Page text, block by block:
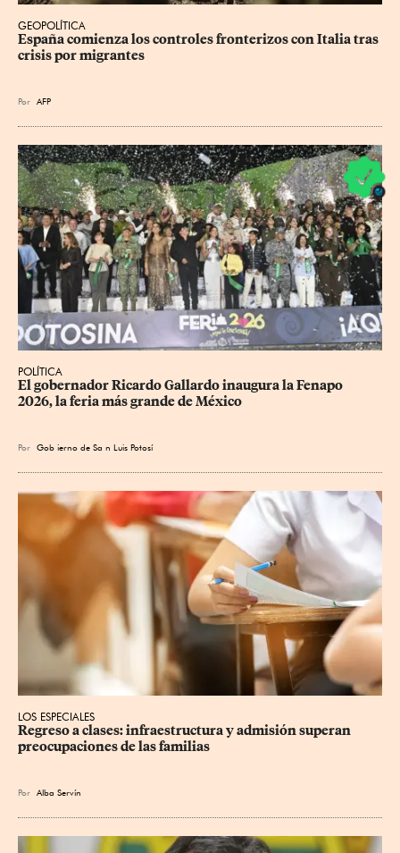
GEOPOLÍTICA
España comienza los controles fronterizos con Italia tras
crisis por migrantes
Por AFP
POLÍTICA
​El gobernador Ricardo Gallardo inaugura la Fenapo
2026, la feria más grande de México
Por Gob ierno de Sa n Luis Potosí
LOS ESPECIALES
Regreso a clases: infraestructura y admisión superan
preocupaciones de las familias
Por Alba Servín